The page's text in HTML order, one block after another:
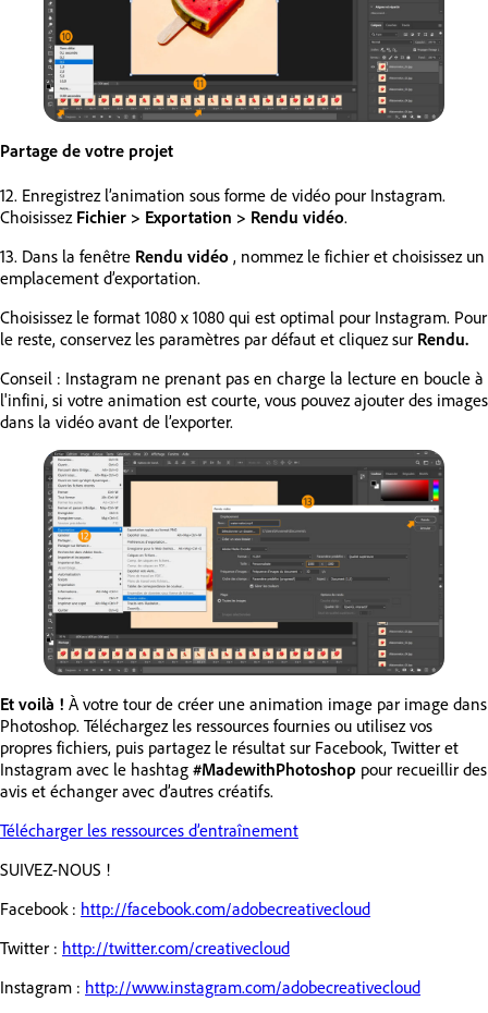
Partage de votre projet
12. Enregistrez l’animation sous forme de vidéo pour Instagram.
Choisissez Fichier > Exportation > Rendu vidéo.
13. Dans la fenêtre Rendu vidéo , nommez le fichier et choisissez un
emplacement d’exportation.
Choisissez le format 1080 x 1080 qui est optimal pour Instagram. Pour
le reste, conservez les paramètres par défaut et cliquez sur Rendu.
Conseil : Instagram ne prenant pas en charge la lecture en boucle à
l'infini, si votre animation est courte, vous pouvez ajouter des images
dans la vidéo avant de l’exporter.
Et voilà ! À votre tour de créer une animation image par image dans
Photoshop. Téléchargez les ressources fournies ou utilisez vos
propres fichiers, puis partagez le résultat sur Facebook, Twitter et
Instagram avec le hashtag #MadewithPhotoshop pour recueillir des
avis et échanger avec d’autres créatifs.
Télécharger les ressources d’entraînement
SUIVEZ-NOUS !
Facebook : http://facebook.com/adobecreativecloud
Twitter : http://twitter.com/creativecloud
Instagram : http://www.instagram.com/adobecreativecloud